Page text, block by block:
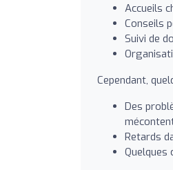
Accueils
Conseils
Suivi de
Cependant,
Des
Retards
Quelques